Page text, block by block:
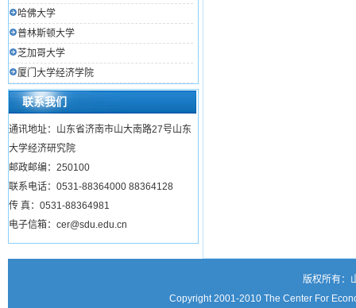
哈佛大学
普林斯顿大学
芝加哥大学
厦门大学经济学院
联系我们
通讯地址：山东省济南市山大南路27号山东
大学经济研究院
邮政邮编：250100
联系电话：0531-88364000 88364128
传 真：0531-88364981
电子信箱：cer@sdu.edu.cn
版权所有：
Copyright 2001-2010 The Center For